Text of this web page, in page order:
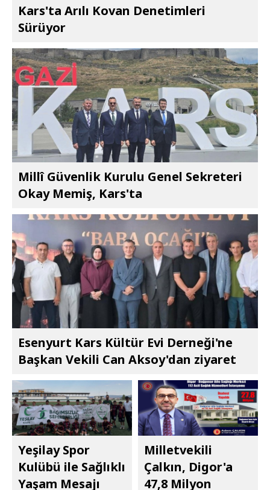
Kars'ta Arılı Kovan Denetimleri
Sürüyor
Millî Güvenlik Kurulu Genel Sekreteri
Okay Memiş, Kars'ta
Esenyurt Kars Kültür Evi Derneği'ne
Başkan Vekili Can Aksoy'dan ziyaret
Yeşilay Spor
Kulübü ile Sağlıklı
Yaşam Mesajı
Milletvekili
Çalkın, Digor'a
47,8 Milyon